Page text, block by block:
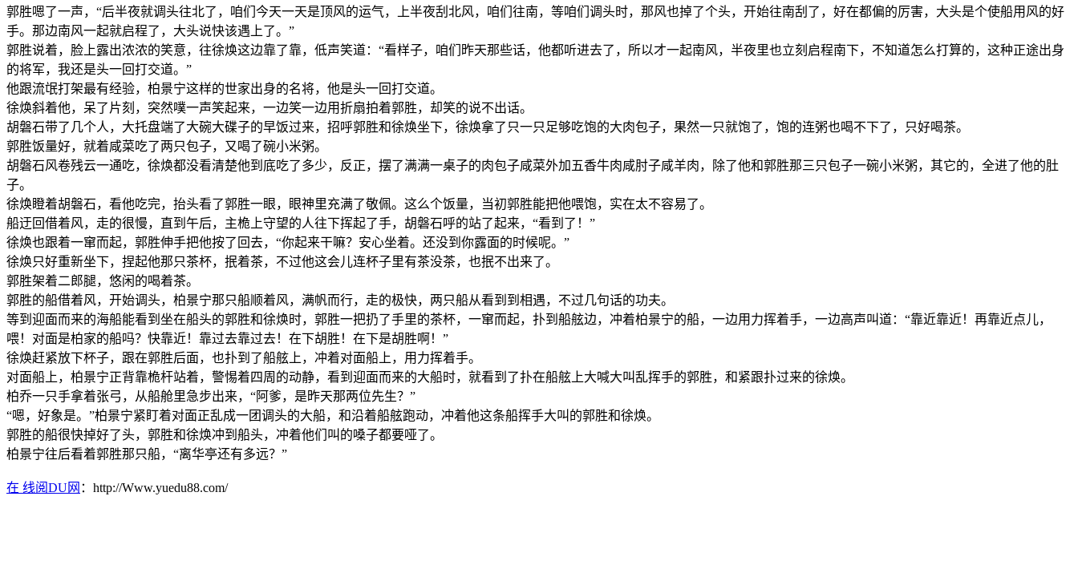
郭胜嗯了一声，“后半夜就调头往北了，咱们今天一天是顶风的运气，上半夜刮北风，咱们往南，等咱们调头时，那风也掉了个头，开始往南刮了，好在都偏的厉害，大头是个使船用风的好
手。那边南风一起就启程了，大头说快该遇上了。”
郭胜说着，脸上露出浓浓的笑意，往徐焕这边靠了靠，低声笑道：“看样子，咱们昨天那些话，他都听进去了，所以才一起南风，半夜里也立刻启程南下，不知道怎么打算的，这种正途出身
的将军，我还是头一回打交道。”
他跟流氓打架最有经验，柏景宁这样的世家出身的名将，他是头一回打交道。
徐焕斜着他，呆了片刻，突然噗一声笑起来，一边笑一边用折扇拍着郭胜，却笑的说不出话。
胡磐石带了几个人，大托盘端了大碗大碟子的早饭过来，招呼郭胜和徐焕坐下，徐焕拿了只一只足够吃饱的大肉包子，果然一只就饱了，饱的连粥也喝不下了，只好喝茶。
郭胜饭量好，就着咸菜吃了两只包子，又喝了碗小米粥。
胡磐石风卷残云一通吃，徐焕都没看清楚他到底吃了多少，反正，摆了满满一桌子的肉包子咸菜外加五香牛肉咸肘子咸羊肉，除了他和郭胜那三只包子一碗小米粥，其它的，全进了他的肚
子。
徐焕瞪着胡磐石，看他吃完，抬头看了郭胜一眼，眼神里充满了敬佩。这么个饭量，当初郭胜能把他喂饱，实在太不容易了。
船迂回借着风，走的很慢，直到午后，主桅上守望的人往下挥起了手，胡磐石呼的站了起来，“看到了！”
徐焕也跟着一窜而起，郭胜伸手把他按了回去，“你起来干嘛？安心坐着。还没到你露面的时候呢。”
徐焕只好重新坐下，捏起他那只茶杯，抿着茶，不过他这会儿连杯子里有茶没茶，也抿不出来了。
郭胜架着二郎腿，悠闲的喝着茶。
郭胜的船借着风，开始调头，柏景宁那只船顺着风，满帆而行，走的极快，两只船从看到到相遇，不过几句话的功夫。
等到迎面而来的海船能看到坐在船头的郭胜和徐焕时，郭胜一把扔了手里的茶杯，一窜而起，扑到船舷边，冲着柏景宁的船，一边用力挥着手，一边高声叫道：“靠近靠近！再靠近点儿，
喂！对面是柏家的船吗？快靠近！靠过去靠过去！在下胡胜！在下是胡胜啊！”
徐焕赶紧放下杯子，跟在郭胜后面，也扑到了船舷上，冲着对面船上，用力挥着手。
对面船上，柏景宁正背靠桅杆站着，警惕着四周的动静，看到迎面而来的大船时，就看到了扑在船舷上大喊大叫乱挥手的郭胜，和紧跟扑过来的徐焕。
柏乔一只手拿着张弓，从船舱里急步出来，“阿爹，是昨天那两位先生？”
“嗯，好象是。”柏景宁紧盯着对面正乱成一团调头的大船，和沿着船舷跑动，冲着他这条船挥手大叫的郭胜和徐焕。
郭胜的船很快掉好了头，郭胜和徐焕冲到船头，冲着他们叫的嗓子都要哑了。
柏景宁往后看着郭胜那只船，“离华亭还有多远？”
在 线阅DU网 ：http://Www.yuedu88.com/